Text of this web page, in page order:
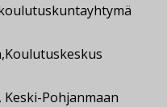
Keski-Pohjanmaan